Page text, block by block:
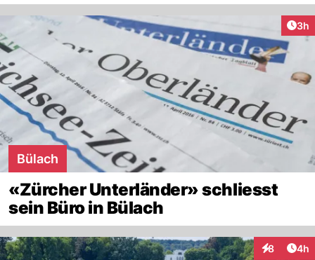
3h
Bülach
«Zürcher Unterländer» schliesst
sein Büro in Bülach
8 4h